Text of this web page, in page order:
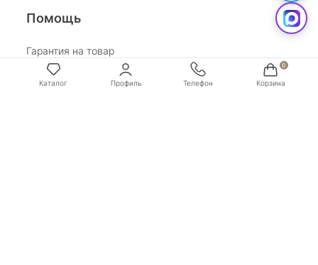
Помощь
Гарантия на товар
Возврат
Каталог Профиль Телефон Корзина